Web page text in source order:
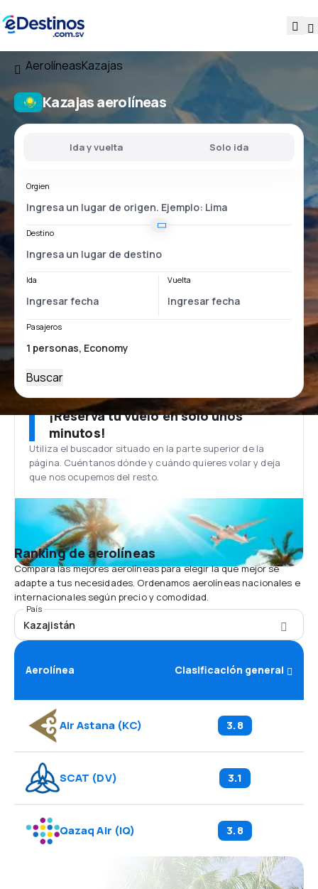
AerolíneasKazajas
Kazajas aerolíneas
Ida y vuelta Solo ida
Orgien
Destino
Ida Vuelta
Pasajeros
Buscar
¡Reserva tu vuelo en solo unos
minutos!
Utiliza el buscador situado en la parte superior de la
página. Cuéntanos dónde y cuándo quieres volar y deja
que nos ocupemos del resto.
Ranking de aerolíneas
Compara las mejores aerolíneas para elegir la que mejor se
adapte a tus necesidades. Ordenamos aerolíneas nacionales e
internacionales según precio y comodidad.
País
Kazajistán
Aerolínea Clasificación general
Air Astana(KC) 3.8
SCAT (DV) 3.1
Qazaq Air (IQ) 3.8